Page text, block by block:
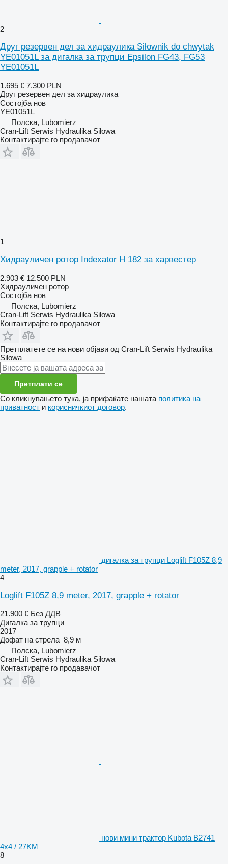
2
Друг резервен дел за хидраулика Siłownik do chwytak
YE01051L за дигалка за трупци Epsilon FG43, FG53
YE01051L
1.695 € 7.300 PLN
Друг резервен дел за хидраулика
Состојба нов
YE01051L
Полска, Lubomierz
Cran-Lift Serwis Hydraulika Siłowa
Контактирајте го продавачот
1
Хидрауличен ротор Indexator H 182 за харвестер
2.903 € 12.500 PLN
Хидрауличен ротор
Состојба нов
Полска, Lubomierz
Cran-Lift Serwis Hydraulika Siłowa
Контактирајте го продавачот
Претплатете се на нови објави од Cran-Lift Serwis Hydraulika
Siłowa
Претплати се
Со кликнувањето тука, ја прифаќате нашата политика на
приватност и корисничкиот договор.
дигалка за трупци Loglift F105Z 8,9
meter, 2017, grapple + rotator
4
Loglift F105Z 8,9 meter, 2017, grapple + rotator
21.900 € Без ДДВ
Дигалка за трупци
2017
Дофат на стрела 8,9 м
Полска, Lubomierz
Cran-Lift Serwis Hydraulika Siłowa
Контактирајте го продавачот
нови мини трактор Kubota B2741
4x4 / 27KM
8